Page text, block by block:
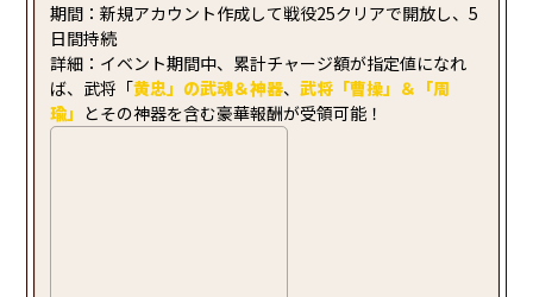
期間：新規アカウント作成して戦役25クリアで開放し、5
日間持続
詳細：イベント期間中、累計チャージ額が指定値になれ
ば、武将「黄忠」の武魂＆神器、武将「曹操」＆「周
瑜」 とその神器を含む豪華報酬が受領可能！